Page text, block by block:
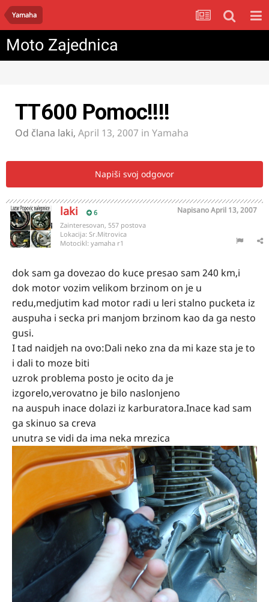
Yamaha
Moto Zajednica
TT600 Pomoc!!!!
Od člana laki, April 13, 2007 in Yamaha
Napiši svoj odgovor
laki 6 NapisanoApril 13, 2007
Zainteresovan, 557 postova
Lokacija: Sr.Mitrovica
Motocikl: yamaha r1
dok sam ga dovezao do kuce presao sam 240 km,i
dok motor vozim velikom brzinom on je u
redu,medjutim kad motor radi u leri stalno pucketa iz
auspuha i secka pri manjom brzinom kao da ga nesto
gusi.
I tad naidjeh na ovo:Dali neko zna da mi kaze sta je to
i dali to moze biti
uzrok problema posto je ocito da je
izgorelo,verovatno je bilo naslonjeno
na auspuh inace dolazi iz karburatora.Inace kad sam
ga skinuo sa creva
unutra se vidi da ima neka mrezica